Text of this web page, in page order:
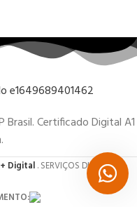
Certificado Digital A1
Digital. SERVIÇOS DIGITAIS.